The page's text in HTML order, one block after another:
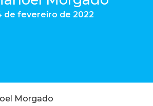
de fevereiro de 2022
Morgado